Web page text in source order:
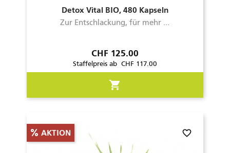
Detox Vital BIO, 480 Kapseln
Zur Entschlackung, für mehr ...
Preis
CHF 125.00
Staffelpreis ab CHF 117.00
shopping_cart
favorite_border
AKTION